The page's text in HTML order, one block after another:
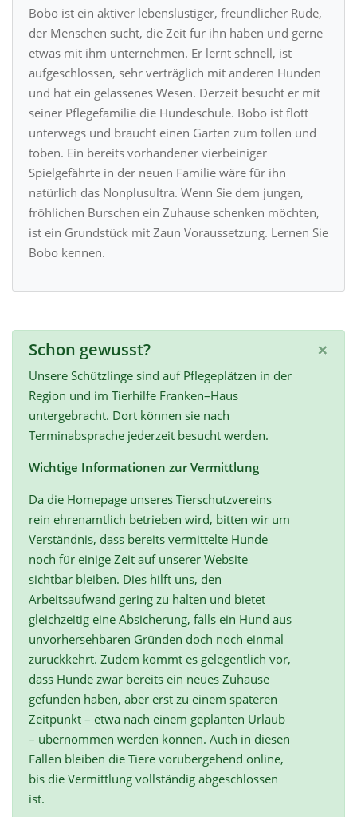
Bobo ist ein aktiver lebenslustiger, freundlicher Rüde,
der Menschen sucht, die Zeit für ihn haben und gerne
etwas mit ihm unternehmen. Er lernt schnell, ist
aufgeschlossen, sehr verträglich mit anderen Hunden
und hat ein gelassenes Wesen. Derzeit besucht er mit
seiner Pflegefamilie die Hundeschule. Bobo ist flott
unterwegs und braucht einen Garten zum tollen und
toben. Ein bereits vorhandener vierbeiniger
Spielgefährte in der neuen Familie wäre für ihn
natürlich das Nonplusultra. Wenn Sie dem jungen,
fröhlichen Burschen ein Zuhause schenken möchten,
ist ein Grundstück mit Zaun Voraussetzung. Lernen Sie
Bobo kennen.
×
Schon gewusst?
Unsere Schützlinge sind auf Pflegeplätzen in der
Region und im Tierhilfe Franken–Haus
untergebracht. Dort können sie nach
Terminabsprache jederzeit besucht werden.
Wichtige Informationen zur Vermittlung
Da die Homepage unseres Tierschutzvereins
rein ehrenamtlich betrieben wird, bitten wir um
Verständnis, dass bereits vermittelte Hunde
noch für einige Zeit auf unserer Website
sichtbar bleiben. Dies hilft uns, den
Arbeitsaufwand gering zu halten und bietet
gleichzeitig eine Absicherung, falls ein Hund aus
unvorhersehbaren Gründen doch noch einmal
zurückkehrt. Zudem kommt es gelegentlich vor,
dass Hunde zwar bereits ein neues Zuhause
gefunden haben, aber erst zu einem späteren
Zeitpunkt – etwa nach einem geplanten Urlaub
– übernommen werden können. Auch in diesen
Fällen bleiben die Tiere vorübergehend online,
bis die Vermittlung vollständig abgeschlossen
ist.